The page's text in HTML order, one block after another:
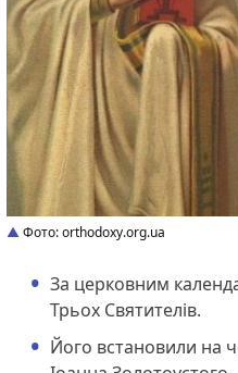
Фото: orthodoxy.org.ua
За церковним
Трьох Святителів.
Його встановили на